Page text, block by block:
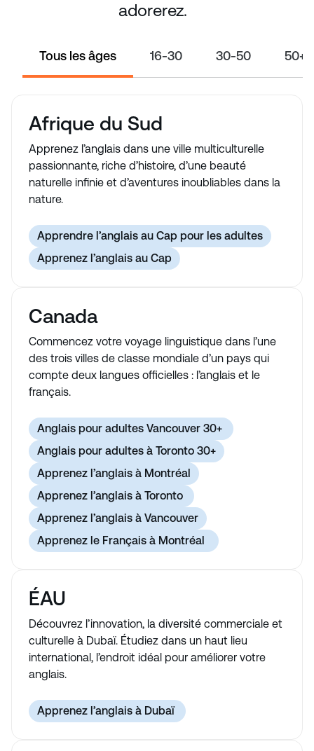
adorerez.
Tous les âges 16-30 30-50 50+
Afrique du Sud
Apprenez l’anglais dans une ville multiculturelle
passionnante, riche d’histoire, d’une beauté
naturelle infinie et d’aventures inoubliables dans la
nature.
Apprendre l’anglais au Cap pour les adultes
Apprenez l’anglais au Cap
Canada
Commencez votre voyage linguistique dans l’une
des trois villes de classe mondiale d’un pays qui
compte deux langues officielles : l’anglais et le
français.
Anglais pour adultes Vancouver 30+
Anglais pour adultes à Toronto 30+
Apprenez l’anglais à Montréal
Apprenez l’anglais à Toronto
Apprenez l’anglais à Vancouver
Apprenez le Français à Montréal
ÉAU
Découvrez l’innovation, la diversité commerciale et
culturelle à Dubaï. Étudiez dans un haut lieu
international, l’endroit idéal pour améliorer votre
anglais.
Apprenez l’anglais à Dubaï